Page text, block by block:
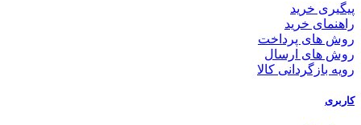
پیگیری خرید
راهنمای خرید
روش های پرداخت
روش های ارسال
رویه بازگردانی کالا
کاربری